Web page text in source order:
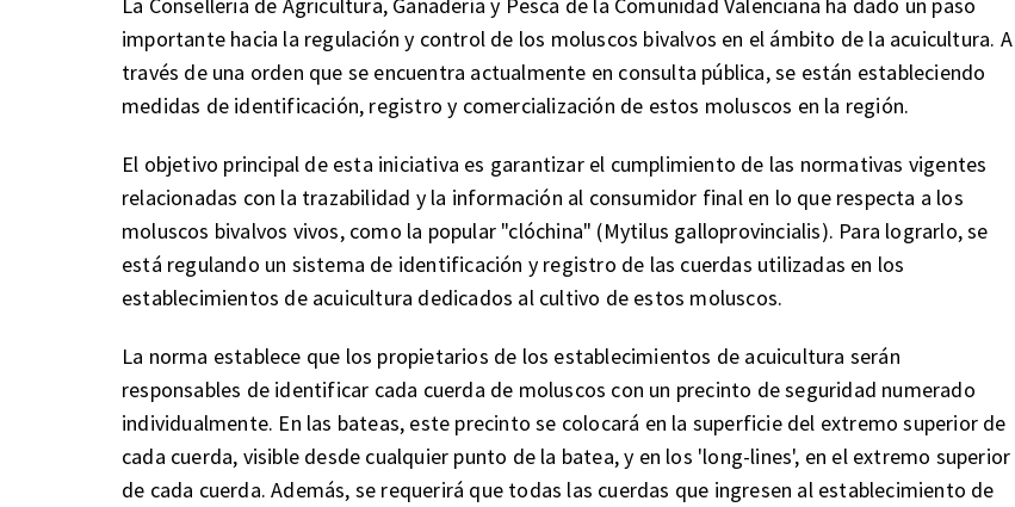
La Conselleria de Agricultura, Ganadería y Pesca de la Comunidad Valenciana ha dado un paso
importante hacia la regulación y control de los moluscos bivalvos en el ámbito de la acuicultura. A
través de una orden que se encuentra actualmente en consulta pública, se están estableciendo
medidas de identificación, registro y comercialización de estos moluscos en la región.
El objetivo principal de esta iniciativa es garantizar el cumplimiento de las normativas vigentes
relacionadas con la trazabilidad y la información al consumidor final en lo que respecta a los
moluscos bivalvos vivos, como la popular "clóchina" (Mytilus galloprovincialis). Para lograrlo, se
está regulando un sistema de identificación y registro de las cuerdas utilizadas en los
establecimientos de acuicultura dedicados al cultivo de estos moluscos.
La norma establece que los propietarios de los establecimientos de acuicultura serán
responsables de identificar cada cuerda de moluscos con un precinto de seguridad numerado
individualmente. En las bateas, este precinto se colocará en la superficie del extremo superior de
cada cuerda, visible desde cualquier punto de la batea, y en los 'long-lines', en el extremo superior
de cada cuerda. Además, se requerirá que todas las cuerdas que ingresen al establecimiento de